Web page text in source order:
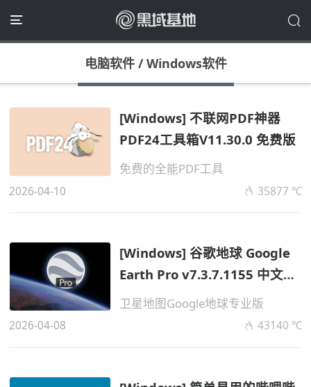
电脑软件/Windows软件
[Windows] 不联网PDF神器
PDF24工具箱V11.30.0 免费版
免费的全能PDF工具
2026-04-10 35877 ℃
[Windows] 谷歌地球 Google
Earth Pro v7.3.7.1155 中文专
业版
卫星地图Google地球专业版
2026-04-08 43140 ℃